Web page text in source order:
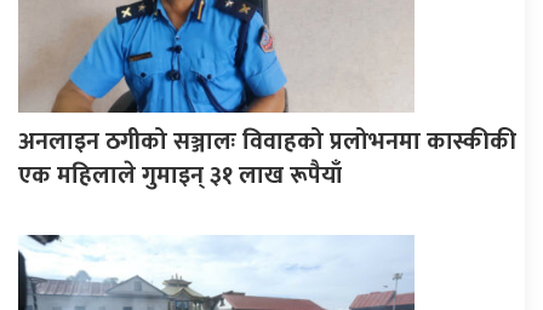
अनलाइन ठगीको सञ्जालः विवाहको प्रलोभनमा कास्कीकी
एक महिलाले गुमाइन् ३१ लाख रूपैयाँ